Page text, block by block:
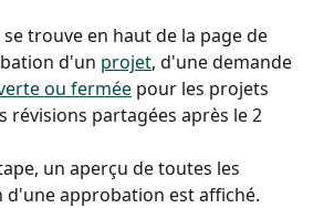
trouve en haut de la page de
d'un projet, d'une demande
ou fermée pour les projets
révisions partagées après le 2
un aperçu de toutes les
d'une approbation est affiché.